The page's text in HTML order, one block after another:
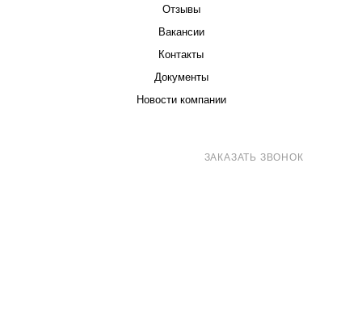
Отзывы
Вакансии
Контакты
Документы
Новости компании
ЗАКАЗАТЬ ЗВОНОК